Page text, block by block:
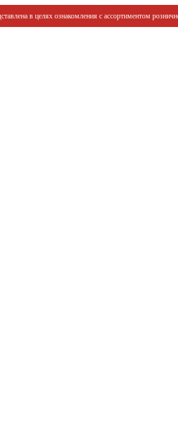
в целях ознакомления с ассортиментом